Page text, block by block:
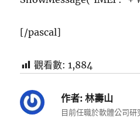
[/pascal]
觀看數: 1,884
作者: 林壽山
目前任職於軟體公司研